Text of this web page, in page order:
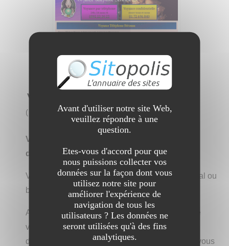
Voyance téléphone sérieuse
( 3 visites)
Voyance-telephone-serieuse.com est un site
d'ésotérisme et de voyance par téléphone.
Vous vous inquiétez pour votre avenir sentimental ou
bien professionnel, familial, financier ?
Afin d'y voir enfin plus clair, afin de savoir ce que
vous réserve votre futur proche ou lointain,
demandez votre voyance téléphone gratuite de vous
Avant d'utiliser notre site Web,
veuillez répondre à une
question.
Etes-vous d'accord pour que
nous puissions collecter vos
données sur la façon dont vous
utilisez notre site pour
améliorer l'expérience de
navigation de tous les
utilisateurs ? Les données ne
seront utilisées qu'à des fins
analytiques.